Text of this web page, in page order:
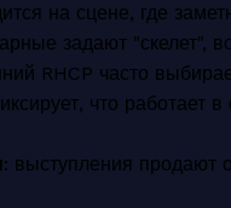
на сцене, где
задают "скелет",
RHCP часто
что работает
: выступления продают